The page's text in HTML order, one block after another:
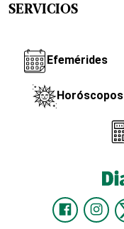
SERVICIOS
Efemérides
Horóscopos